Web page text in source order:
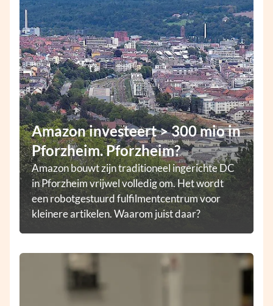
Amazon investeert > 300 mio in
Pforzheim. Pforzheim?
Amazon bouwt zijn traditioneel ingerichte DC
in Pforzheim vrijwel volledig om. Het wordt
een robotgestuurd fulfilmentcentrum voor
kleinere artikelen. Waarom juist daar?